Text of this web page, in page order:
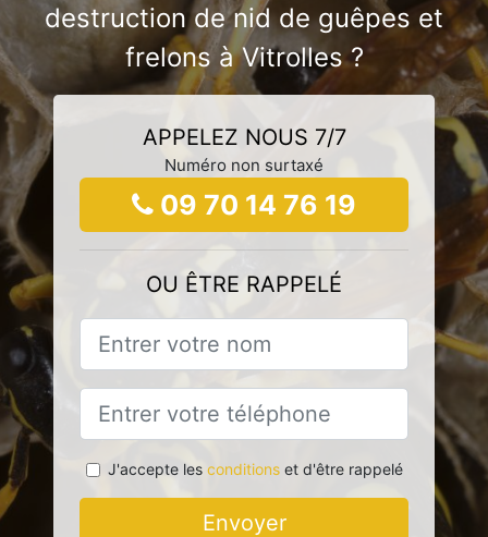
destruction de nid de guêpes et
frelons à Vitrolles ?
APPELEZ NOUS 7/7
Numéro non surtaxé
09 70 14 76 19
OU ÊTRE RAPPELÉ
J'accepte les conditionset d'être rappelé
Envoyer